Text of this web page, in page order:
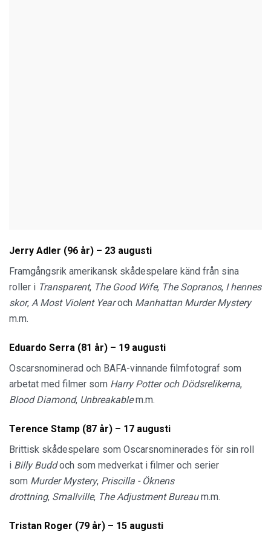
Jerry Adler (96 år) – 23 augusti
Framgångsrik amerikansk skådespelare känd från sina
roller i Transparent, The Good Wife, The Sopranos, I hennes
skor, A Most Violent Yearoch Manhattan Murder Mystery
m.m.
Eduardo Serra (81 år) – 19 augusti
Oscarsnominerad och BAFA-vinnande filmfotograf som
arbetat med filmer som Harry Potter och Dödsrelikerna,
Blood Diamond, Unbreakablem.m.
Terence Stamp (87 år) – 17 augusti
Brittisk skådespelare som Oscarsnominerades för sin roll
i Billy Buddoch som medverkat i filmer och serier
som Murder Mystery, Priscilla - Öknens
drottning, Smallville, The Adjustment Bureaum.m.
Tristan Roger (79 år) – 15 augusti